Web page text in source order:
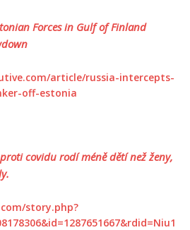
Forces in Gulf of Finland
article/russia-intercepts-
off-estonia
proti covidu rodí méně dětí než ženy,
story.php?